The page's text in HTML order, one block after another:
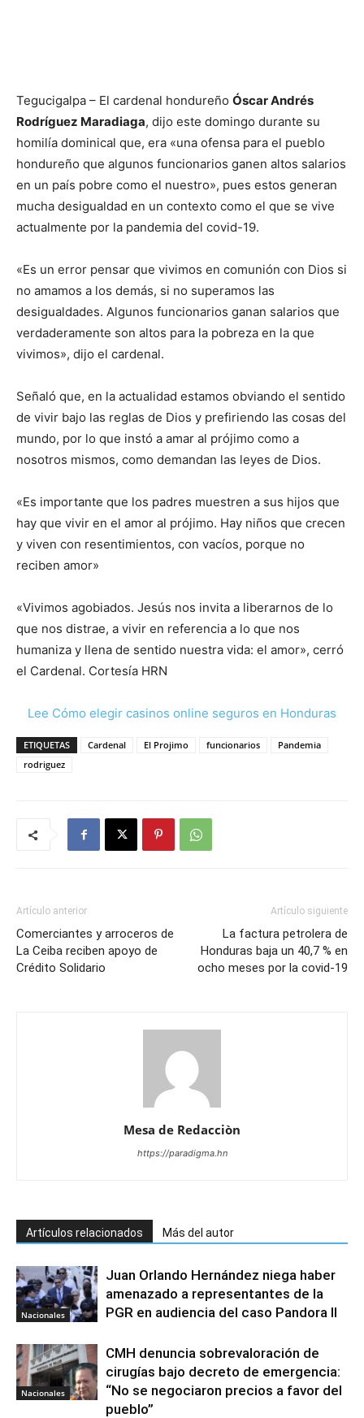
Tegucigalpa – El cardenal hondureño Óscar Andrés
Rodríguez Maradiaga, dijo este domingo durante su
homilía dominical que, era «una ofensa para el pueblo
hondureño que algunos funcionarios ganen altos salarios
en un país pobre como el nuestro», pues estos generan
mucha desigualdad en un contexto como el que se vive
actualmente por la pandemia del covid-19.
«Es un error pensar que vivimos en comunión con Dios si
no amamos a los demás, si no superamos las
desigualdades. Algunos funcionarios ganan salarios que
verdaderamente son altos para la pobreza en la que
vivimos», dijo el cardenal.
Señaló que, en la actualidad estamos obviando el sentido
de vivir bajo las reglas de Dios y prefiriendo las cosas del
mundo, por lo que instó a amar al prójimo como a
nosotros mismos, como demandan las leyes de Dios.
«Es importante que los padres muestren a sus hijos que
hay que vivir en el amor al prójimo. Hay niños que crecen
y viven con resentimientos, con vacíos, porque no
reciben amor»
«Vivimos agobiados. Jesús nos invita a liberarnos de lo
que nos distrae, a vivir en referencia a lo que nos
humaniza y llena de sentido nuestra vida: el amor», cerró
el Cardenal. Cortesía HRN
Lee Cómo elegir casinos online seguros en Honduras
ETIQUETAS Cardenal El Projimo funcionarios
Pandemia
rodriguez
Artículo anterior
Comerciantes y arroceros de
La Ceiba reciben apoyo de
Crédito Solidario
Artículo siguiente
La factura petrolera de
Honduras baja un 40,7 % en
ocho meses por la covid-19
Mesa de Redacciòn
https://paradigma.hn
Artículos relacionados Más del autor
Nacionales
Juan Orlando Hernández niega haber
amenazado a representantes de la
PGR en audiencia del caso Pandora II
Nacionales
CMH denuncia sobrevaloración de
cirugías bajo decreto de emergencia:
“No se negociaron precios a favor del
pueblo”